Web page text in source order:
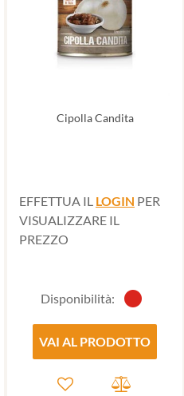
Cipolla Candita
EFFETTUA IL LOGIN PER
VISUALIZZARE IL
PREZZO
Disponibilità:
VAI AL PRODOTTO